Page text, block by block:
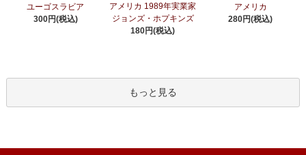
ユーゴスラビア
300円(税込)
アメリカ 1989年実業家
ジョンズ・ホプキンズ
180円(税込)
アメリカ
280円(税込)
もっと見る